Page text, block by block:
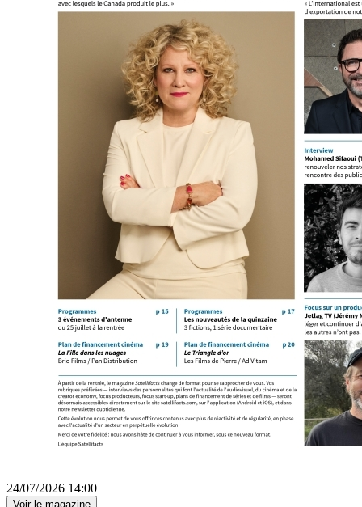
24/07/2026 14:00
Voir le magazine